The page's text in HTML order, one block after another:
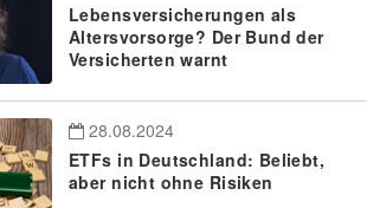
Lebensversicherungen als
Altersvorsorge? Der Bund der
Versicherten warnt
28.08.2024
ETFs in Deutschland: Beliebt,
aber nicht ohne Risiken